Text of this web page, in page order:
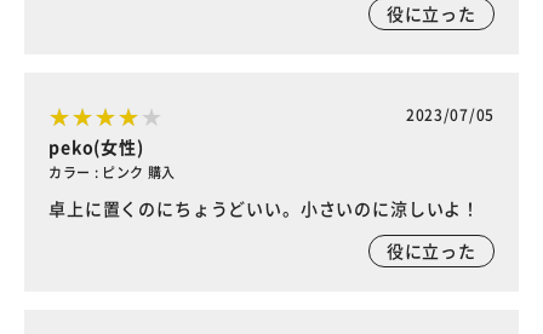
役に立った
2023/07/05
peko(女性)
カラー : ピンク 購入
卓上に置くのにちょうどいい。小さいのに涼しいよ！
役に立った